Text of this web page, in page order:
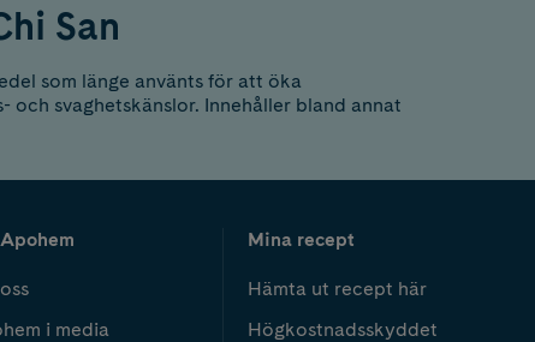
San
som länge använts för att öka
svaghetskänslor. Innehåller bland annat
i media
Mina recept
Hämta ut recept här
Högkostnadsskyddet